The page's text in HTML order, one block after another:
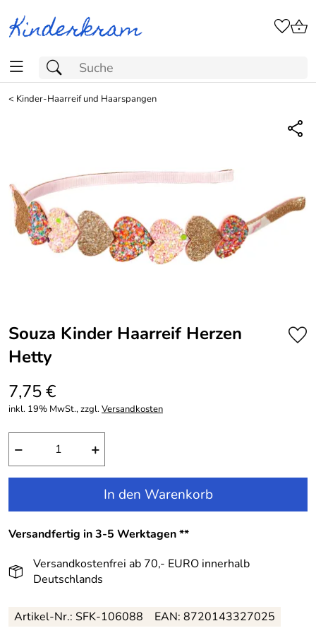
< Kinder-Haarreif und Haarspangen
Souza Kinder Haarreif Herzen
Hetty
7,75 €
inkl. 19% MwSt., zzgl.Versandkosten
− +
In den Warenkorb
Versandfertig in 3-5 Werktagen **
Versandkostenfrei ab 70,- EURO innerhalb
Deutschlands
Artikel-Nr.: SFK-106088 EAN: 8720143327025